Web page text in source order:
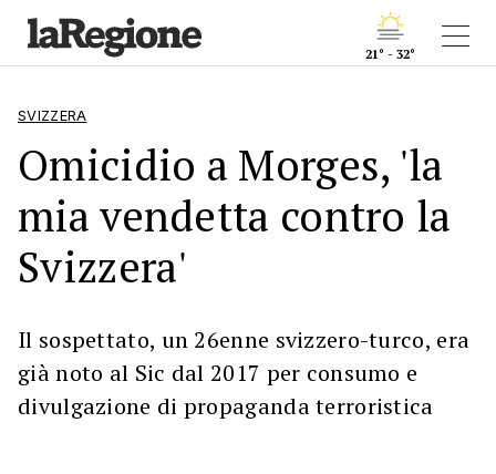
21° - 32°
SVIZZERA
Omicidio a Morges, 'la
mia vendetta contro la
Svizzera'
Il sospettato, un 26enne svizzero-turco, era
già noto al Sic dal 2017 per consumo e
divulgazione di propaganda terroristica